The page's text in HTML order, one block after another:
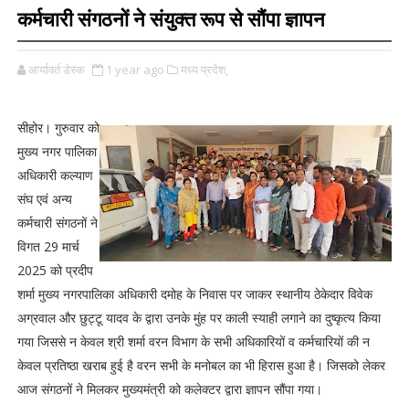
कर्मचारी संगठनों ने संयुक्त रूप से सौंपा ज्ञापन
आर्यावर्त डेस्क 1 year ago मध्य प्रदेश,
सीहोर। गुरुवार को
मुख्य नगर पालिका
अधिकारी कल्याण
संघ एवं अन्य
कर्मचारी संगठनों ने
विगत 29 मार्च
2025 को प्रदीप
शर्मा मुख्य नगरपालिका अधिकारी दमोह के निवास पर जाकर स्थानीय ठेकेदार विवेक
अग्रवाल और छुट्टू यादव के द्वारा उनके मुंह पर काली स्याही लगाने का दुष्कृत्य किया
गया जिससे न केवल श्री शर्मा वरन विभाग के सभी अधिकारियों व कर्मचारियों की न
केवल प्रतिष्ठा खराब हुई है वरन सभी के मनोबल का भी हिरास हुआ है। जिसको लेकर
आज संगठनों ने मिलकर मुख्यमंत्री को कलेक्टर द्वारा ज्ञापन सौंपा गया।